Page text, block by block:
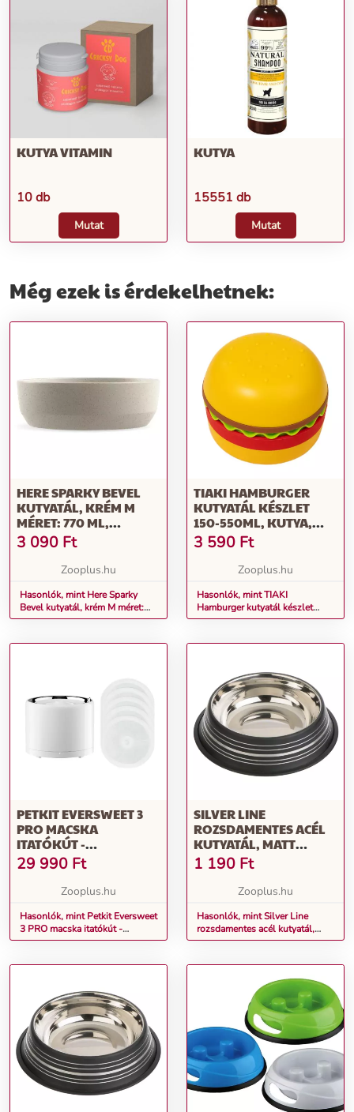
KUTYA VITAMIN
10 db
Mutat
KUTYA
15551 db
Mutat
Még ezek is érdekelhetnek:
HERE SPARKY BEVEL
KUTYATÁL, KRÉM M
MÉRET: 770 ML,
Ø16.4X5.2 CM KUTYA
3 090 Ft
Zooplus.hu
Hasonlók, mint Here Sparky
Bevel kutyatál, krém M méret:
770 ml, Ø16.4x5.2 cm kutya
TIAKI HAMBURGER
KUTYATÁL KÉSZLET
150-550ML, KUTYA,
MACSKA
3 590 Ft
Zooplus.hu
Hasonlók, mint TIAKI
Hamburger kutyatál készlet
150-550ml, kutya, macska
PETKIT EVERSWEET 3
PRO MACSKA
ITATÓKÚT -
KEZDŐKÉSZLET: PETKIT
EVERSWEET 3 PRO
ITATÓKÚT +
29 990 Ft
Zooplus.hu
Hasonlók, mint Petkit Eversweet
3 PRO macska itatókút -
Kezdőkészlet: Petkit Eversweet
db)
SILVER LINE
ROZSDAMENTES ACÉL
KUTYATÁL, MATT
FEKETE, 450ML, Ø 20
CM
1 190 Ft
Zooplus.hu
Hasonlók, mint Silver Line
rozsdamentes acél kutyatál,
matt fekete, 450ml, Ø 20 cm